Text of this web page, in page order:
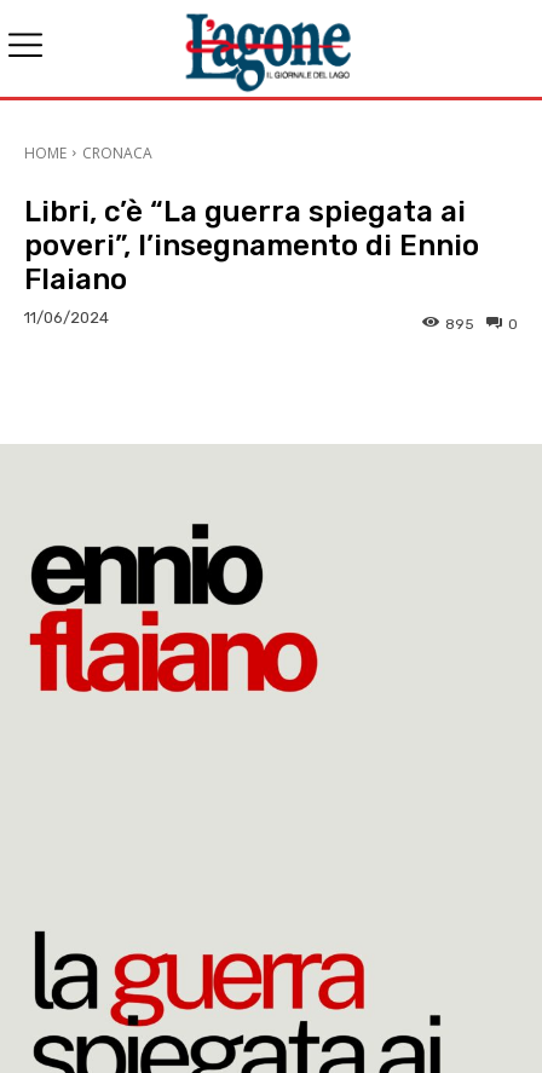
HOME CRONACA
Libri, c’è “La guerra spiegata ai
poveri”, l’insegnamento di Ennio
Flaiano
11/06/2024 0
895